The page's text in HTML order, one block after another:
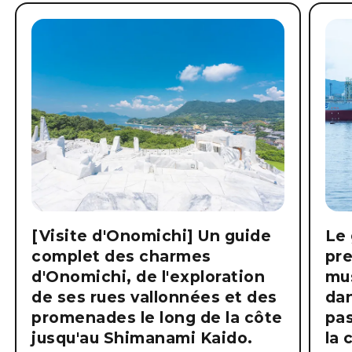
[Visite d'Onomichi] Un guide
complet des charmes
d'Onomichi, de l'exploration
de ses rues vallonnées et des
promenades le long de la côte
jusqu'au Shimanami Kaido.
Le
la